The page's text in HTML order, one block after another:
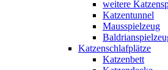
weitere
Katzentunnel
Mausspielzeug
Katzenschlafplätze
Katzenbett